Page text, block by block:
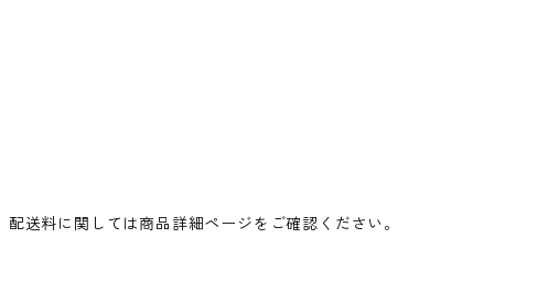
送料に関しては商品詳細ページをご確認ください。